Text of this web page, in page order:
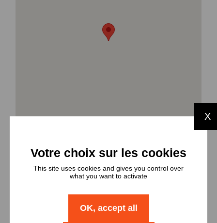
Types et
nombres de
X
This site uses cookies and gives you control over
what you want to activate
OK, accept all